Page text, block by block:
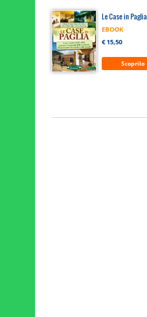
Le Case in Paglia
EBOOK
€ 15,50
Scoprilo